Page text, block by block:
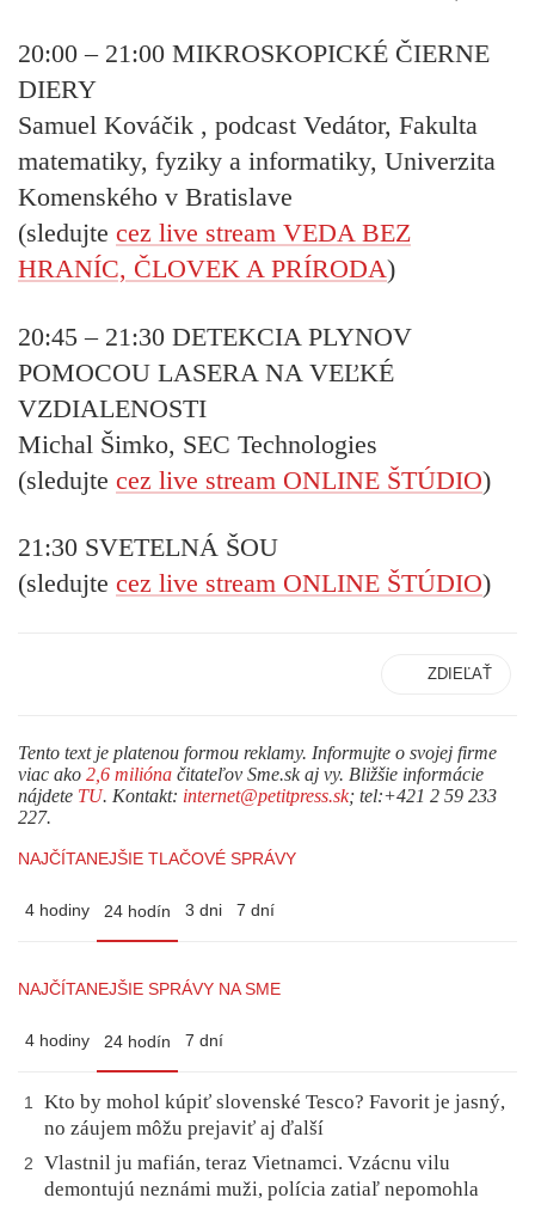
20:00 – 21:00 MIKROSKOPICKÉ ČIERNE
DIERY
Samuel Kováčik , podcast Vedátor, Fakulta
matematiky, fyziky a informatiky, Univerzita
Komenského v Bratislave
(sledujte cez live stream VEDA BEZ
HRANÍC, ČLOVEK A PRÍRODA)
20:45 – 21:30 DETEKCIA PLYNOV
POMOCOU LASERA NA VEĽKÉ
VZDIALENOSTI
Michal Šimko, SEC Technologies
(sledujte cez live stream ONLINE ŠTÚDIO)
21:30 SVETELNÁ ŠOU
(sledujte cez live stream ONLINE ŠTÚDIO)
ZDIEĽAŤ
Tento text je platenou formou reklamy. Informujte o svojej firme
viac ako 2,6 milióna čitateľov Sme.sk aj vy. Bližšie informácie
nájdete TU. Kontakt: internet@petitpress.sk; tel:+421 2 59 233
227.
NAJČÍTANEJŠIE TLAČOVÉ SPRÁVY
4 hodiny 24 hodín 3 dni 7 dní
NAJČÍTANEJŠIE SPRÁVY NA SME
4 hodiny 24 hodín 7 dní
1
Kto by mohol kúpiť slovenské Tesco? Favorit je jasný,
no záujem môžu prejaviť aj ďalší
2
Vlastnil ju mafián, teraz Vietnamci. Vzácnu vilu
demontujú neznámi muži, polícia zatiaľ nepomohla